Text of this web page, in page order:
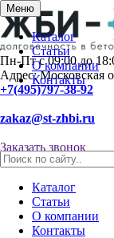
Меню
Каталог
Статьи
О компании
Контакты
Пн-Пт с 09:00 до
Адрес: Московская
+7(495)797-38-92
zakaz@st-zhbi.ru
Заказать звонок
Каталог
Статьи
О компании
Контакты